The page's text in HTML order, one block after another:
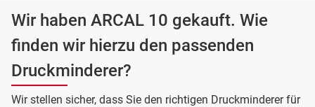
Wir haben ARCAL 10 gekauft. Wie
finden wir hierzu den passenden
Druckminderer?
Wir stellen sicher, dass Sie den richtigen Druckminderer für